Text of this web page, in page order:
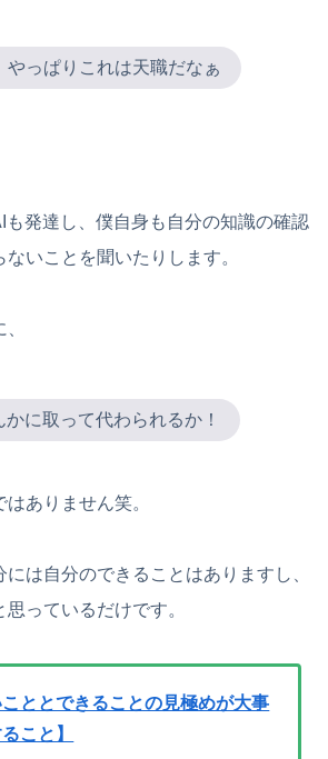
やっぱりこれは天職だなぁ
も発達し、僕自身も自分の知識の確認
いことを聞いたりします。
かに取って代わられるか！
ありません笑。
は自分のできることはありますし、
思っているだけです。
ととできることの見極めが大事
こと】